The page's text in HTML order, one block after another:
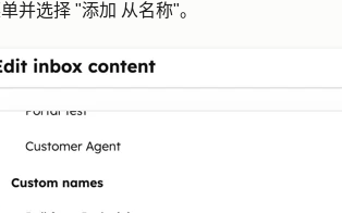
并选择 "添加 从名称"。